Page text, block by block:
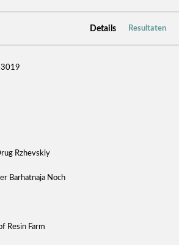
Details Resultaten
Rzhevskiy
Barhatnaja Noch
Resin Farm